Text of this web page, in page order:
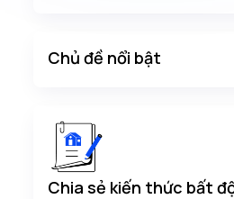
Chủ đề nổi bật
Chia sẻ kiến thức bất